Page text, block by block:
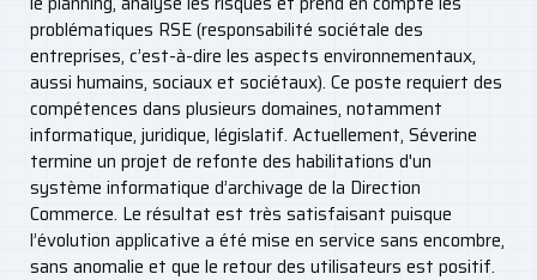
problématiques RSE (responsabilité sociétale des
entreprises, c’est-à-dire les aspects environnementaux,
aussi humains, sociaux et sociétaux). Ce poste requiert des
compétences dans plusieurs domaines, notamment
informatique, juridique, législatif. Actuellement, Séverine
termine un projet de refonte des habilitations d'un
système informatique d’archivage de la Direction
Commerce. Le résultat est très satisfaisant puisque
l’évolution applicative a été mise en service sans encombre,
sans anomalie et que le retour des utilisateurs est positif.